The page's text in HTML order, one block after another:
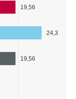
19,56
24,31
19,56